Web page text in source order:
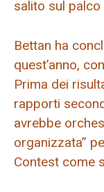
salito sul palco
Bettan ha
quest’anno,
Prima dei
rapporti
avrebbe
organizzata”
Contest come